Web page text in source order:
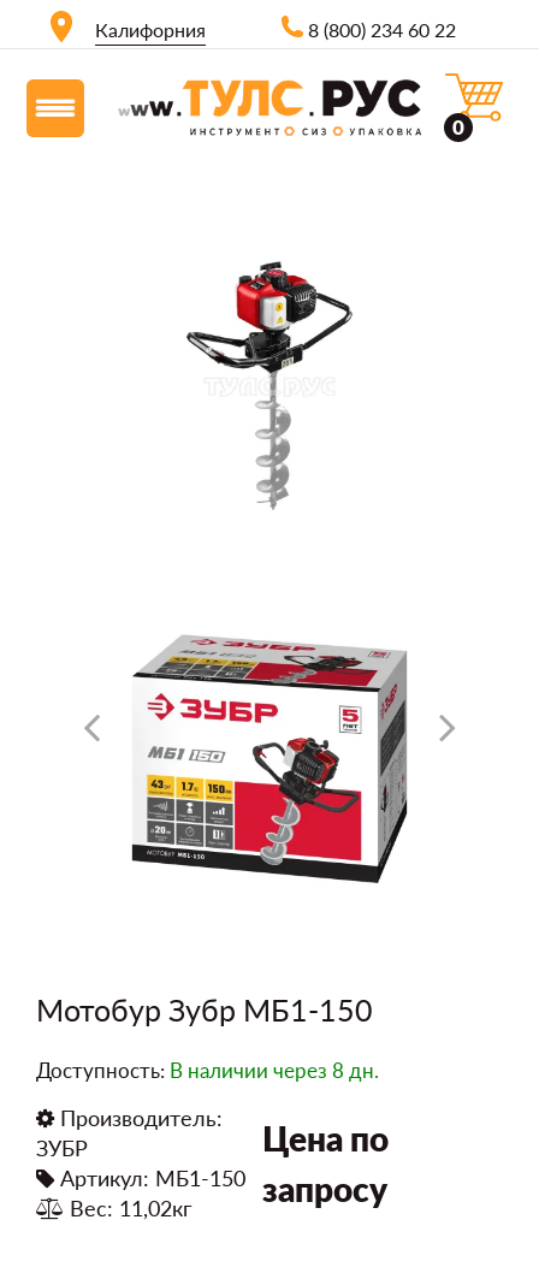
Калифорния 8 (800) 234 60 22
0
Мотобур Зубр МБ1-150
Доступность: В наличии через 8 дн.
Производитель:
ЗУБР
Артикул: МБ1-150
Вес: 11,02кг
Цена по
запросу